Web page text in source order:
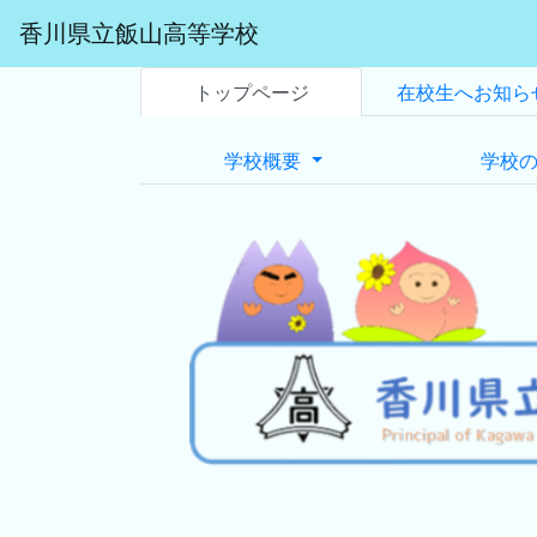
香川県立飯山高等学校
トップページ 在校生へお知ら
学校概要 学校